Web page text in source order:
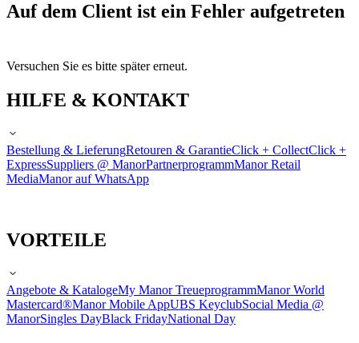
Auf dem Client ist ein Fehler aufgetreten
Versuchen Sie es bitte später erneut.
HILFE & KONTAKT
Bestellung & LieferungRetouren & GarantieClick + CollectClick +
ExpressSuppliers @ ManorPartnerprogrammManor Retail
MediaManor auf WhatsApp
VORTEILE
Angebote & KatalogeMy Manor TreueprogrammManor World
Mastercard®Manor Mobile AppUBS KeyclubSocial Media @
ManorSingles DayBlack FridayNational Day